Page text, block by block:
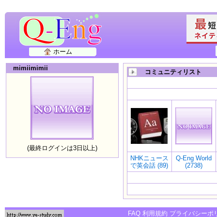
ホーム
mimiimimii
(最終ログインは3日以上)
コミュニティリスト
NHKニュース
で英会話 (89)
Q-Eng World
(2738)
FAQ 利用規約 プライバシーポ